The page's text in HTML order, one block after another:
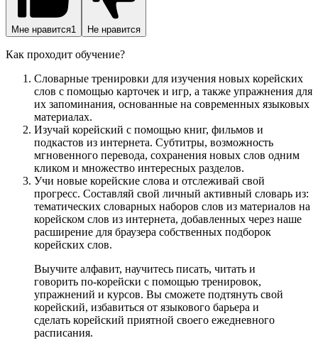
Мне нравится1 Не нравится
Как проходит обучение?
Словарные тренировки для изучения новых корейских
слов с помощью карточек и игр, а также упражнения для
их запоминания, основанные на современных языковых
материалах.
Изучай корейский с помощью книг, фильмов и
подкастов из интернета. Субтитры, возможность
мгновенного перевода, сохранения новых слов одним
кликом и множество интересных разделов.
Учи новые корейские слова и отслеживай свой
прогресс. Составляй свой личный активный словарь из:
тематических словарных наборов слов из материалов на
корейском слов из интернета, добавленных через наше
расширение для браузера собственных подборок
корейских слов.
Выучите алфавит, научитесь писать, читать и
говорить по-корейски с помощью тренировок,
упражнений и курсов. Вы сможете подтянуть свой
корейский, избавиться от языкового барьера и
сделать корейский приятной своего ежедневного
расписания.